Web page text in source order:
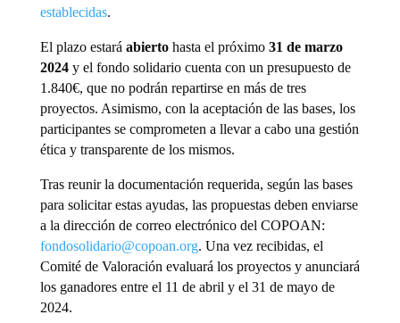
establecidas.
El plazo estará abiertohasta el próximo 31 de marzo
2024y el fondo solidario cuenta con un presupuesto de
1.840€, que no podrán repartirse en más de tres
proyectos. Asimismo, con la aceptación de las bases, los
participantes se comprometen a llevar a cabo una gestión
ética y transparente de los mismos.
Tras reunir la documentación requerida, según las bases
para solicitar estas ayudas, las propuestas deben enviarse
a la dirección de correo electrónico del COPOAN:
fondosolidario@copoan.org. Una vez recibidas, el
Comité de Valoración evaluará los proyectos y anunciará
los ganadores entre el 11 de abril y el 31 de mayo de
2024.